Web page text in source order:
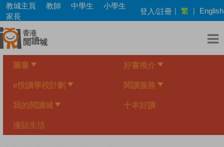
Skip
main
content
教城主頁 教師 中學生
小學生
家長
登入/註冊 | 繁 | English
圖書 好書推介
e悅讀學校計劃 閱讀服務
我的閱讀城 十本好讀
漫話生活